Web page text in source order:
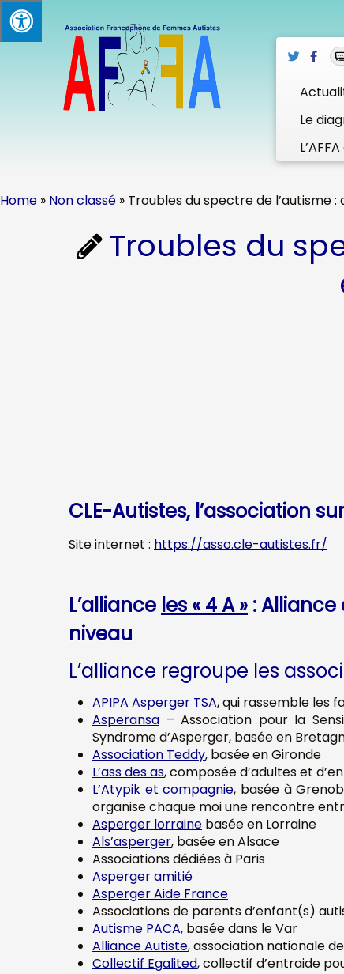
Skip
to
Le
Home » Non classé » Troubles du spectre de l’autisme
Troubles du
CLE-Autistes, l’association
Site internet : https://asso.cle-autistes.fr/
L’alliance les « 4 A » :Alliance
niveau
L’alliance regroupe les
APIPA Asperger TSA, qui rassemble les
Asperansa –Association pour la
Syndrome d’Asperger, basée en
Association Teddy, basée en Gironde
L’ass des as, composée d’adultes et
L’Atypik et compagnie, basée à
organise chaque moi une rencontre
Asperger lorraine basée en Lorraine
Als’asperger, basée en Alsace
Associations dédiées à Paris
Asperger amitié
Asperger Aide France
Associations de parents d’enfant(s)
Autisme PACA, basée dans le Var
Alliance Autiste, association nationale
Collectif Egalited, collectif d’entraide